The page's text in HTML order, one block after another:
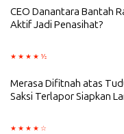
CEO Danantara Bantah
Aktif Jadi Penasihat?
Merasa Difitnah atas
Saksi Terlapor Siapkan